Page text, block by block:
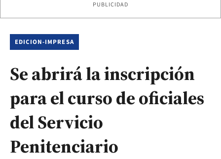
PUBLICIDAD
EDICION-IMPRESA
Se abrirá la inscripción
para el curso de oficiales
del Servicio
Penitenciario